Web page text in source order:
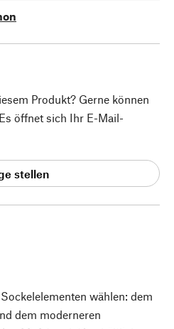
wählen: dem
dem moderneren
Produkt? Gerne können
öffnet sich Ihr E-Mail-
stellen